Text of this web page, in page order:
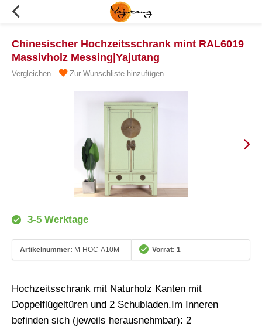
Chinesischer Hochzeitsschrank mint RAL6019
Massivholz Messing|Yajutang
Vergleichen Zur Wunschliste hinzufügen
3-5 Werktage
Artikelnummer: M-HOC-A10M Vorrat: 1
Hochzeitsschrank mit Naturholz Kanten mit
Doppelflügeltüren und 2 Schubladen.Im Inneren
befinden sich (jeweils herausnehmbar): 2